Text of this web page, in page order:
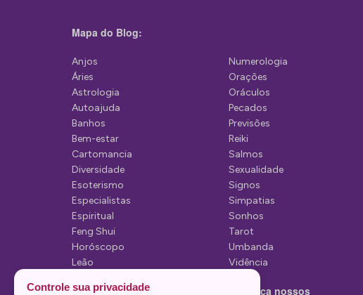
ç
o
d
e
P
o
s
t
Mapa do Blog:
Anjos
Áries
Astrologia
Autoajuda
Banhos
Bem-estar
Cartomancia
Diversidade
Esoterismo
Especialistas
Espiritual
Feng Shui
Horóscopo
Leão
Numerologia
Orações
Oráculos
Pecados
Previsões
Reiki
Salmos
Sexualidade
Signos
Simpatias
Sonhos
Tarot
Umbanda
Vidência
Conheça nossos
Controle sua privacidade